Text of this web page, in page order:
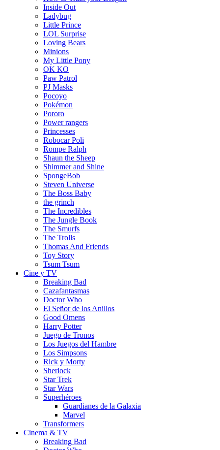
Inside Out
Ladybug
Little Prince
LOL Surprise
Loving Bears
Minions
My Little Pony
OK KO
Paw Patrol
PJ Masks
Pocoyo
Pokémon
Pororo
Power rangers
Princesses
Robocar Poli
Rompe Ralph
Shaun the Sheep
Shimmer and Shine
SpongeBob
Steven Universe
The Boss Baby
the grinch
The Incredibles
The Jungle Book
The Smurfs
The Trolls
Thomas And Friends
Toy Story
Tsum Tsum
Cine y TV
Breaking Bad
Cazafantasmas
Doctor Who
El Señor de los Anillos
Good Omens
Harry Potter
Juego de Tronos
Los Juegos del Hambre
Los Simpsons
Rick y Morty
Sherlock
Star Trek
Star Wars
Superhéroes
Guardianes de la Galaxia
Marvel
Transformers
Cinema & TV
Breaking Bad